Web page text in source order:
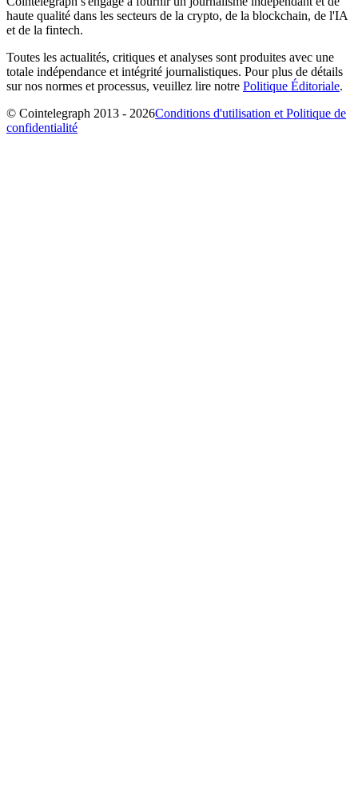
haute qualité dans les secteurs de la crypto, de la blockchain, de l'IA
et de la fintech.
Toutes les actualités, critiques et analyses sont produites avec une
totale indépendance et intégrité journalistiques. Pour plus de détails
sur nos normes et processus, veuillez lire notre Politique Éditoriale.
© Cointelegraph 2013 - 2026Conditions d'utilisation et Politique de
confidentialité